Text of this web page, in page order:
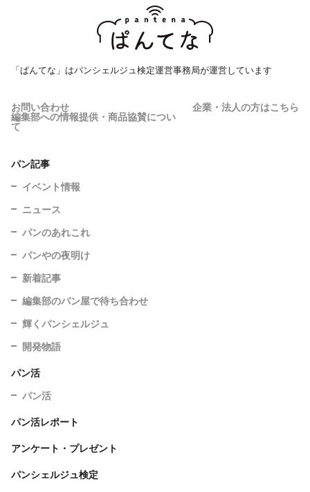
「ぱんてな」はパンシェルジュ検定運営事務局が運営しています
お問い合わせ 企業・法人の方はこちら
編集部への情報提供・商品協賛につい
て
パン記事
イベント情報
ニュース
パンのあれこれ
パンやの夜明け
新着記事
編集部のパン屋で待ち合わせ
輝くパンシェルジュ
開発物語
パン活
パン活
パン活レポート
アンケート・プレゼント
パンシェルジュ検定